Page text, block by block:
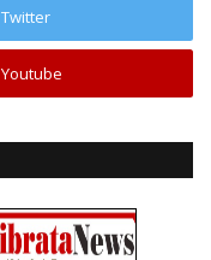
Twitter
Youtube